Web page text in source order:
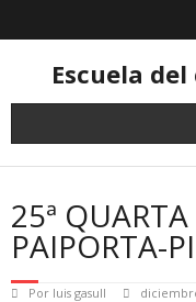
Escuela
25ª
PAIPORTA-
Por luis gasull